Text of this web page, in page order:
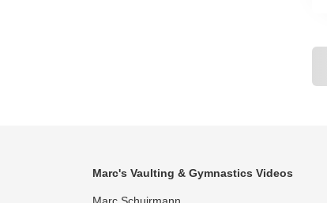
Marc's Vaulting & Gymnastics Videos